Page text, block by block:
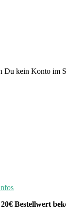
Du kein Konto im
Bestellwert